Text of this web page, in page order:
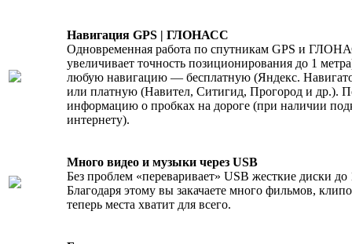
Навигация GPS | ГЛОНАСС
Одновременная работа по спутникам GPS и
увеличивает точность позиционирования до 1
любую навигацию — бесплатную (Яндекс.
или платную (Навител, Ситигид, Прогород и др.).
информацию о пробках на дороге (при наличии
интернету).
Много видео и музыки через USB
Без проблем «переваривает» USB жесткие диски до
Благодаря этому вы закачаете много фильмов,
теперь места хватит для всего.